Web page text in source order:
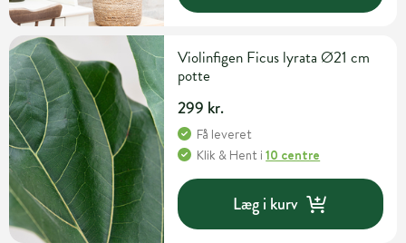
Violinfigen Ficus lyrata Ø21 cm
potte
299 kr.
Få leveret
Klik & Hent i10 centre
Læg i kurv